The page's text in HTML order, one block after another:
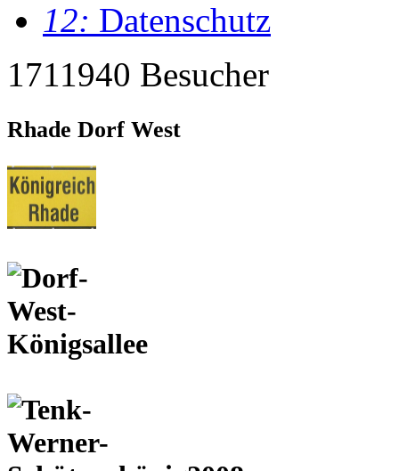
12: Datenschutz
1711940 Besucher
Rhade Dorf West